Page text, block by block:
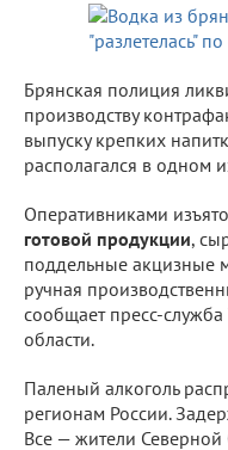
Брянская полиция
производству
выпуску крепких
располагался в одном
Оперативниками изъято
готовой продукции,
поддельные акцизные
ручная
сообщает пресс-
области.
Паленый алкоголь
регионам России.
Все — жители